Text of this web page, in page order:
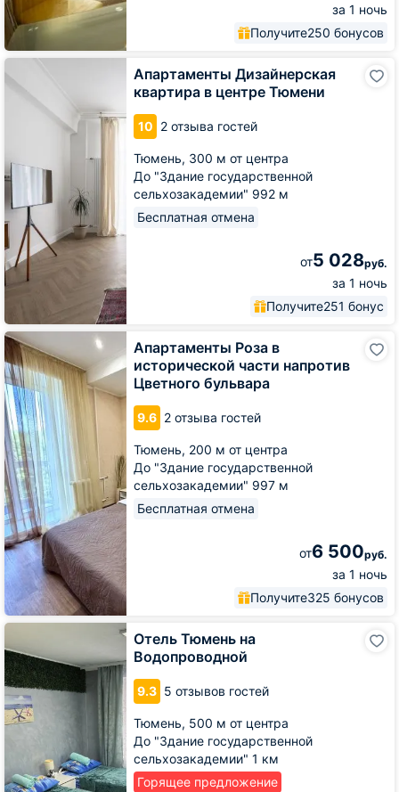
за 1 ночь
Получите250 бонусов
Апартаменты Дизайнерская
квартира в центре Тюмени
10 2 отзыва гостей
Тюмень, 300 м от центра
До "Здание государственной
сельхозакадемии" 992 м
Бесплатная отмена
от5 028руб.
за 1 ночь
Получите251 бонус
Апартаменты
Дизайнерская
Апартаменты Роза в
исторической части напротив
Цветного бульвара
9.6 2 отзыва гостей
Тюмень, 200 м от центра
До "Здание государственной
сельхозакадемии" 997 м
Бесплатная отмена
от6 500руб.
за 1 ночь
Получите325 бонусов
Апартаменты
Роза
в
исторической
части
напротив
Цветного
бульвара
Отель Тюмень на
Водопроводной
9.3 5 отзывов гостей
Тюмень, 500 м от центра
До "Здание государственной
сельхозакадемии" 1 км
Горящее предложение
Отель
Тюмень
на
Водопроводной